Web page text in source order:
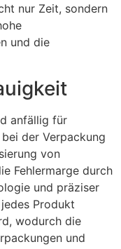
nur Zeit, sondern
und die
anfällig für
der Verpackung
von
Fehlermarge durch
und präziser
Produkt
wodurch die
und